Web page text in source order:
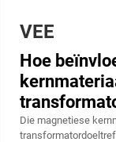
VEE
Hoe
Die magnetiese